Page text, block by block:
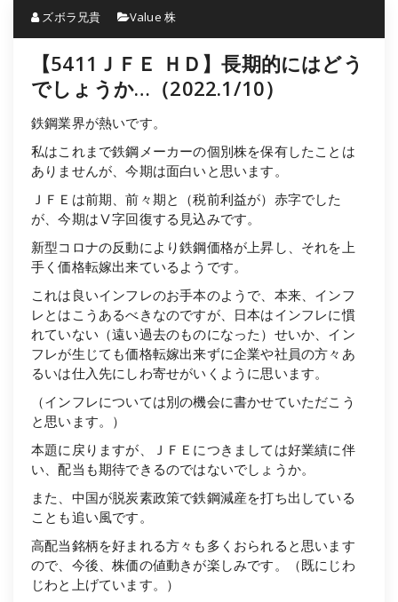
ズボラ兄貴 Value 株
【5411ＪＦＥ ＨＤ】長期的にはどう
でしょうか…（2022.1/10）
鉄鋼業界が熱いです。
私はこれまで鉄鋼メーカーの個別株を保有したことは
ありませんが、今期は面白いと思います。
ＪＦＥは前期、前々期と（税前利益が）赤字でした
が、今期はⅤ字回復する見込みです。
新型コロナの反動により鉄鋼価格が上昇し、それを上
手く価格転嫁出来ているようです。
これは良いインフレのお手本のようで、本来、インフ
レとはこうあるべきなのですが、日本はインフレに慣
れていない（遠い過去のものになった）せいか、イン
フレが生じても価格転嫁出来ずに企業や社員の方々あ
るいは仕入先にしわ寄せがいくように思います。
（インフレについては別の機会に書かせていただこう
と思います。）
本題に戻りますが、ＪＦＥにつきましては好業績に伴
い、配当も期待できるのではないでしょうか。
また、中国が脱炭素政策で鉄鋼減産を打ち出している
ことも追い風です。
高配当銘柄を好まれる方々も多くおられると思います
ので、今後、株価の値動きが楽しみです。（既にじわ
じわと上げています。）